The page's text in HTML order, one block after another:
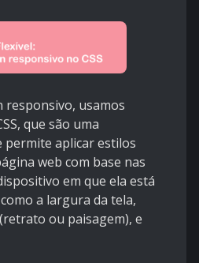
responsivo, usamos
que são uma
permite aplicar estilos
web com base nas
em que ela está
a largura da tela,
ou paisagem), e